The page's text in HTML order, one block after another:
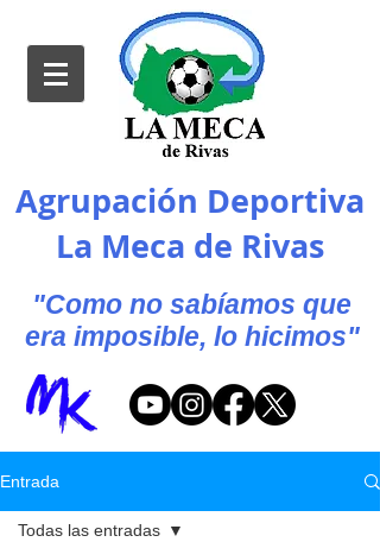
Agrupación Deportiva
La Meca de Rivas
"Como no sabíamos que
era imposible, lo hicimos"
Entrada
Todas las entradas